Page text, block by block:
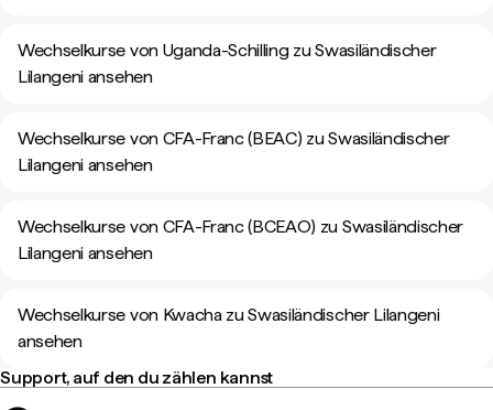
Wechselkurse von Uganda-Schilling zu Swasiländischer
Lilangeni ansehen
Wechselkurse von CFA-Franc (BEAC) zu Swasiländischer
Lilangeni ansehen
Wechselkurse von CFA-Franc (BCEAO) zu Swasiländischer
Lilangeni ansehen
Wechselkurse von Kwacha zu Swasiländischer Lilangeni
ansehen
Support, auf den du zählen kannst